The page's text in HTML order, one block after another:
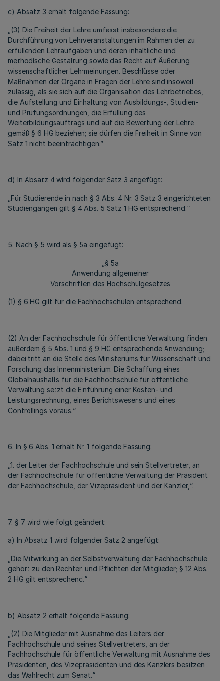
c) Absatz 3 erhält folgende Fassung:
„(3) Die Freiheit der Lehre umfasst insbesondere die
Durchführung von Lehrveranstaltungen im Rahmen der zu
erfüllenden Lehraufgaben und deren inhaltliche und
methodische Gestaltung sowie das Recht auf Äußerung
wissenschaftlicher Lehrmeinungen. Beschlüsse oder
Maßnahmen der Organe in Fragen der Lehre sind insoweit
zulässig, als sie sich auf die Organisation des Lehrbetriebes,
die Aufstellung und Einhaltung von Ausbildungs-, Studien-
und Prüfungsordnungen, die Erfüllung des
Weiterbildungsauftrags und auf die Bewertung der Lehre
gemäß § 6 HG beziehen; sie dürfen die Freiheit im Sinne von
Satz 1 nicht beeinträchtigen.”
d) In Absatz 4 wird folgender Satz 3 angefügt:
„Für Studierende in nach § 3 Abs. 4 Nr. 3 Satz 3 eingerichteten
Studiengängen gilt § 4 Abs. 5 Satz 1 HG entsprechend.“
5. Nach § 5 wird als § 5a eingefügt:
„§ 5a
Anwendung allgemeiner
Vorschriften des Hochschulgesetzes
(1) § 6 HG gilt für die Fachhochschulen entsprechend.
(2) An der Fachhochschule für öffentliche Verwaltung finden
außerdem § 5 Abs. 1 und § 9 HG entsprechende Anwendung;
dabei tritt an die Stelle des Ministeriums für Wissenschaft und
Forschung das Innenministerium. Die Schaffung eines
Globalhaushalts für die Fachhochschule für öffentliche
Verwaltung setzt die Einführung einer Kosten- und
Leistungsrechnung, eines Berichtswesens und eines
Controllings voraus.“
6. In § 6 Abs. 1 erhält Nr. 1 folgende Fassung:
„1. der Leiter der Fachhochschule und sein Stellvertreter, an
der Fachhochschule für öffentliche Verwaltung der Präsident
der Fachhochschule, der Vizepräsident und der Kanzler,“.
7. § 7 wird wie folgt geändert:
a) In Absatz 1 wird folgender Satz 2 angefügt:
„Die Mitwirkung an der Selbstverwaltung der Fachhochschule
gehört zu den Rechten und Pflichten der Mitglieder; § 12 Abs.
2 HG gilt entsprechend.“
b) Absatz 2 erhält folgende Fassung:
„(2) Die Mitglieder mit Ausnahme des Leiters der
Fachhochschule und seines Stellvertreters, an der
Fachhochschule für öffentliche Verwaltung mit Ausnahme des
Präsidenten, des Vizepräsidenten und des Kanzlers besitzen
das Wahlrecht zum Senat.“